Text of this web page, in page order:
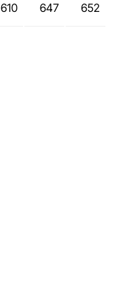
610 647 652